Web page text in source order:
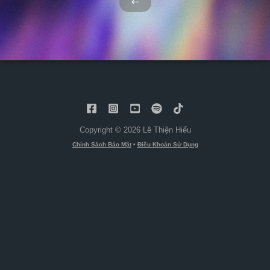
Copyright © 2026 Lê Thiện Hiếu
Chính Sách Bảo Mật• Điều Khoản Sử Dụng